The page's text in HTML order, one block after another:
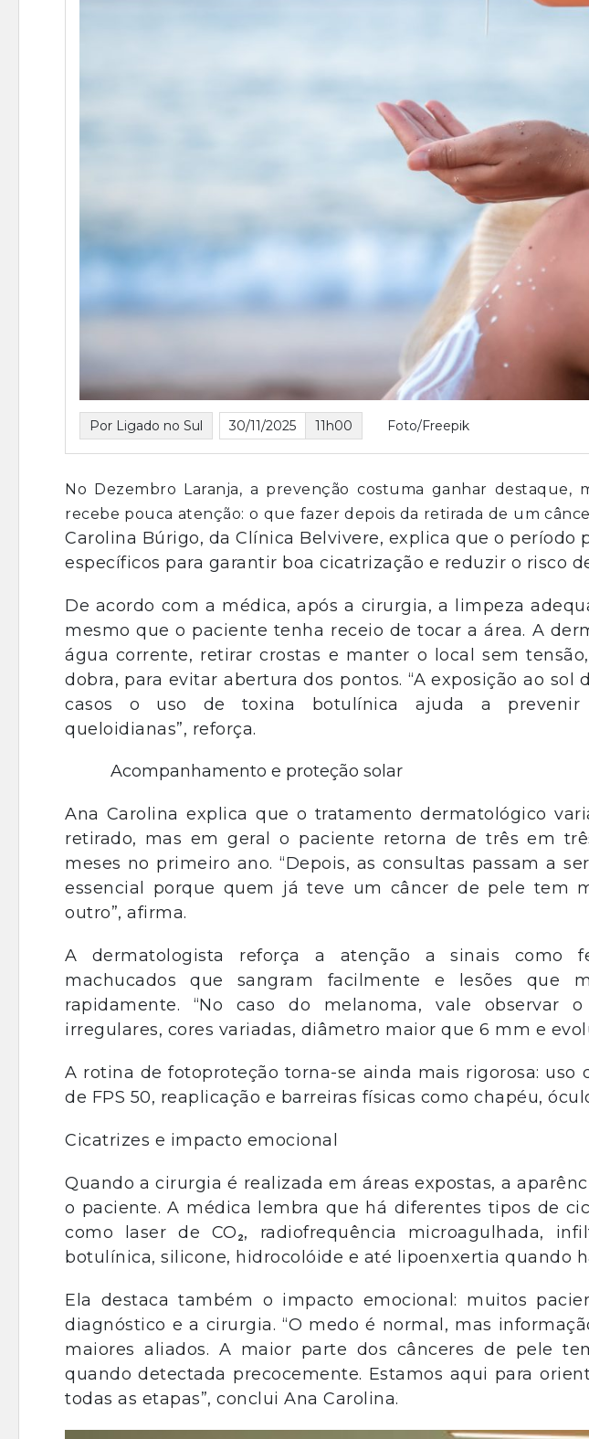
Por Ligado no Sul 30/11/2025 11h00 Foto/Freepik
No Dezembro Laranja, a prevenção costuma ganhar destaque,
recebe pouca atenção: o que fazer depois da retirada de um
Carolina Búrigo, da Clínica Belvivere, explica que o período
específicos para garantir boa cicatrização e reduzir o risco
De acordo com a médica, após a cirurgia, a limpeza
mesmo que o paciente tenha receio de tocar a área. A
água corrente, retirar crostas e manter o local sem
dobra, para evitar abertura dos pontos. “A exposição ao sol
casos o uso de toxina botulínica ajuda a prevenir
queloidianas”, reforça.
Acompanhamento e proteção solar
Ana Carolina explica que o tratamento dermatológico
retirado, mas em geral o paciente retorna de três em
meses no primeiro ano. “Depois, as consultas passam a
essencial porque quem já teve um câncer de pele tem
outro”, afirma.
A dermatologista reforça a atenção a sinais como
machucados que sangram facilmente e lesões que
rapidamente. “No caso do melanoma, vale observar o
irregulares, cores variadas, diâmetro maior que 6 mm e
A rotina de fotoproteção torna-se ainda mais rigorosa: uso
de FPS 50, reaplicação e barreiras físicas como chapéu,
Cicatrizes e impacto emocional
Quando a cirurgia é realizada em áreas expostas, a
o paciente. A médica lembra que há diferentes tipos de
como laser de CO₂, radiofrequência microagulhada,
botulínica, silicone, hidrocolóide e até lipoenxertia quando
Ela destaca também o impacto emocional: muitos
diagnóstico e a cirurgia. “O medo é normal, mas
maiores aliados. A maior parte dos cânceres de pele
quando detectada precocemente. Estamos aqui para
todas as etapas”, conclui Ana Carolina.